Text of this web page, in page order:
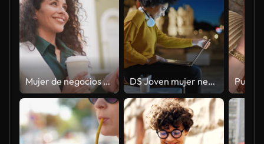
Mujer de negocios mediana adulta caminando y mirando hacia otro lado al aire libre DS Joven mujer negra usa una computadora portátil en la ciudad por la noche